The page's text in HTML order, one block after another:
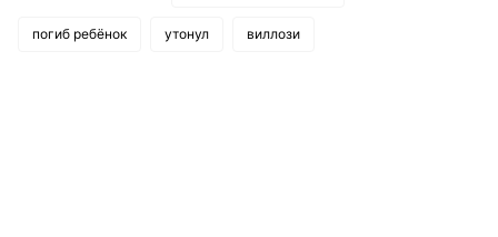
погиб ребёнок утонул виллози